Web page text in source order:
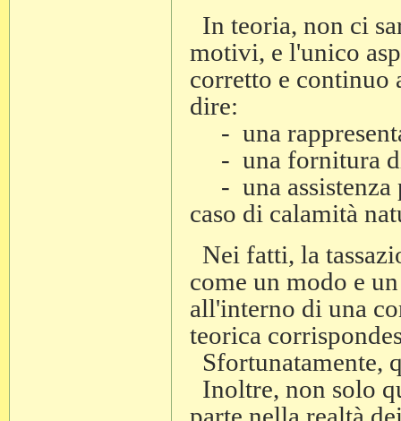
In teoria, non ci
motivi, e l'unico
corretto e continuo
dire:
- una
- una fornitura
- una assistenza
caso di calamità
Nei fatti, la
come un modo e
all'interno di una
teorica
Sfortunatamente,
Inoltre, non solo